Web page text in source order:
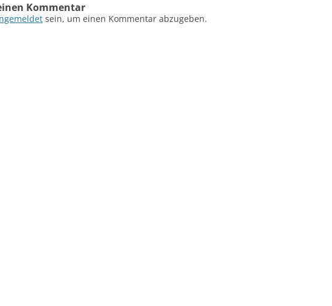
Kommentar
sein, um einen Kommentar abzugeben.